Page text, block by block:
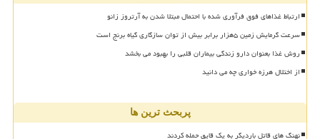
ارتباط غذاهای فوق فرآوری شده با احتمال مبتلا شدن به آرتروز زانو
سرعت گرمایش زمین ۵هزار برابر بیش از توان سازگاری گیاه برنج است
روش غذا بعنوان دارو زندگی بیماران قلبی را بهبود می بخشد
از اختلال هرزه خواری چه می دانید
پربحث ترین ها
نهنگ های قاتل باردیگر به یک قایق حمله کردند